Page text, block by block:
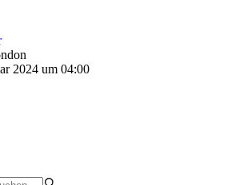
2024 um 04:00